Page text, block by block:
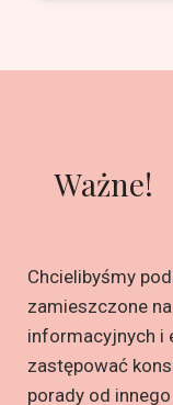
Ważne!
Chcielibyśmy
zamieszczone
informacyjnych i
zastępować
porady od